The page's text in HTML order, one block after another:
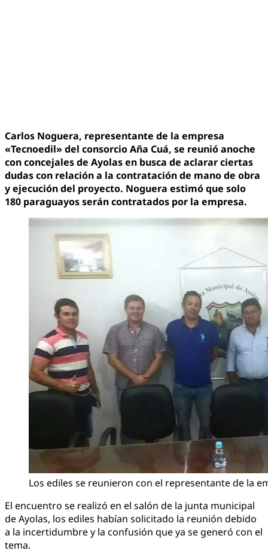
Carlos Noguera, representante de la empresa
«Tecnoedil» del consorcio Aña Cuá, se reunió anoche
con concejales de Ayolas en busca de aclarar ciertas
dudas con relación a la contratación de mano de obra
y ejecución del proyecto. Noguera estimó que solo
180 paraguayos serán contratados por la empresa.
Los ediles se reunieron con el representante de la
El encuentro se realizó en el salón de la junta municipal
de Ayolas, los ediles habían solicitado la reunión debido
a la incertidumbre y la confusión que ya se generó con el
tema.